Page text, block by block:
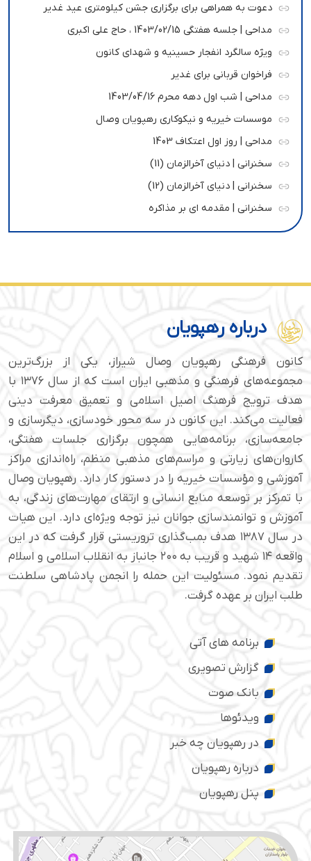
دعوت به همراهی برای برگزاری جشن کیلومتری عید غدیر
مداحی | جلسه هفتگی 1403/02/15 ، حاج علی اکبری
ویژه سالگرد انفجار حسینیه و شهدای کانون
فراخوان قربانی برای غدیر
مداحی | شب اول دهه محرم 1403/04/16
موسسات خیریه و نیکوکاری رهپویان وصال
مداحی | روز اول اعتکاف 1403
سخنرانی | دنیای آخرالزمان (11)
سخنرانی | دنیای آخرالزمان (12)
سخنرانی | مقدمه ای بر مذاکره
درباره رهپویان
کانون فرهنگی رهپویان وصال شیراز، یکی از بزرگ‌ترین
مجموعه‌های فرهنگی و مذهبی ایران است که از سال ۱۳۷۶ با
هدف ترویج فرهنگ اصیل اسلامی و تعمیق معرفت دینی
فعالیت می‌کند. این کانون در سه محور خودسازی، دیگرسازی و
جامعه‌سازی، برنامه‌هایی همچون برگزاری جلسات هفتگی،
کاروان‌های زیارتی و مراسم‌های مذهبی منظم، راه‌اندازی مراکز
آموزشی و مؤسسات خیریه را در دستور کار دارد. رهپویان وصال
با تمرکز بر توسعه منابع انسانی و ارتقای مهارت‌های زندگی، به
آموزش و توانمندسازی جوانان نیز توجه ویژه‌ای دارد. این هیات
در سال ۱۳۸۷ هدف بمب‌گذاری تروریستی قرار گرفت که در این
واقعه ۱۴ شهید و قریب به ۲۰۰ جانباز به انقلاب اسلامی و اسلام
تقدیم نمود. مسئولیت این حمله را انجمن پادشاهی سلطنت
طلب ایران بر عهده گرفت.
برنامه های آتی
گزارش تصویری
بانک صوت
ویدئوها
در رهپویان چه خبر
درباره رهپویان
پنل رهپویان